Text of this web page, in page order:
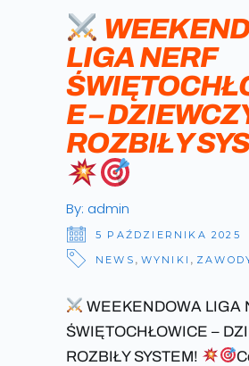
LIGA NERF
E –
ROZBIŁY
By: admin
5 PAŹDZIERNIKA 2025
NEWS , WYNIKI ,
WEEKENDOWA LIGA
ŚWIĘTOCHŁOWICE –
ROZBIŁY SYSTEM!